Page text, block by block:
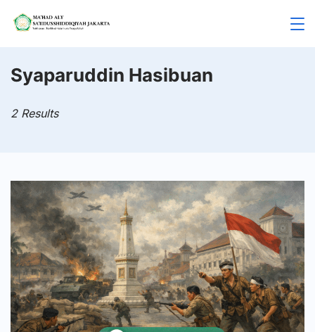
Skip
Aly
Syaparuddin Hasibuan
2 Results